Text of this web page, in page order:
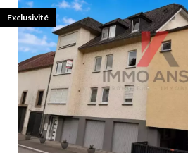
Exclusivité